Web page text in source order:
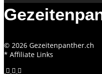
© 2026 Gezeitenpanther.ch
* Affiliate Links